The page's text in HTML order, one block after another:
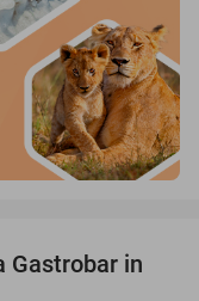
38%
Gastrobar in